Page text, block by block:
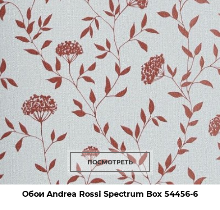
ПОСМОТРЕТЬ
Обои Andrea Rossi Spectrum Box 54456-6